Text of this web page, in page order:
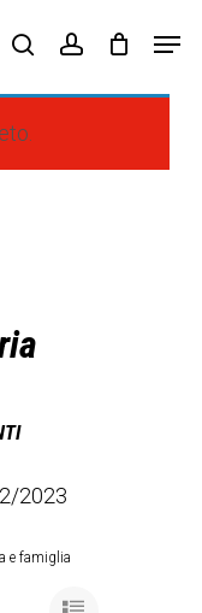
searchaccount
2023
e famiglia